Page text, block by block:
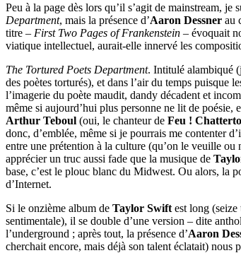
Peu à la page dès lors qu’il s’agit de mainstream,
Department, mais la présence d’Aaron Dessner au
titre – First Two Pages of Frankenstein – évoquait
viatique intellectuel, aurait-elle innervé les
The Tortured Poets Department. Intitulé alambiqué
des poètes torturés), et dans l’air du temps puisque
l’imagerie du poète maudit, dandy décadent et
même si aujourd’hui plus personne ne lit de poésie,
Arthur Teboul (oui, le chanteur de Feu !
donc, d’emblée, même si je pourrais me contenter
entre une prétention à la culture (qu’on le veuille ou
apprécier un truc aussi fade que la musique de
base, c’est le plouc blanc du Midwest. Ou alors, la
d’Internet.
Si le onzième album de Taylor Swift est long (seize
sentimentale), il se double d’une version – dite
l’underground ; après tout, la présence d’Aaron
cherchait encore, mais déjà son talent éclatait) nous